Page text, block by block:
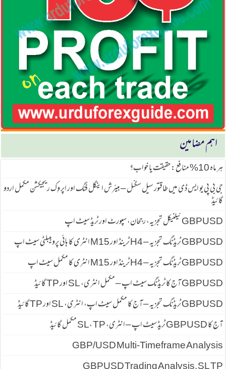
اہم مضامین
ہر ماہ 10% منافع: حقیقت یا خواب؟
جی بی پی یو ایس ڈی میں طاقتور سیل سگنل – بیئرش اینگل فنگ اور اپر وِک ریجیکشن مکمل اردو
گائیڈ
GBPUSD ٹیکنیکل تجزیہ، رجحان، سپورٹ اور ٹریڈ سیٹ اپ
GBPUSD ٹریڈنگ تجزیہ – H4 ٹرینڈ اور M15 انٹری کا ہائی پروبیبلٹی سیٹ اپ
GBPUSD ٹریڈنگ تجزیہ – H4 ٹرینڈ اور M15 انٹری کا مکمل سیٹ اپ
GBPUSD آج کا ٹریڈنگ سیٹ اپ – مکمل انٹری، SL اور TP گائیڈ
GBPUSD ٹریڈنگ تجزیہ – آج کا مکمل سیٹ اپ، انٹری، SL اور TP گائیڈ
آج کا GBPUSD ٹریڈ سیٹ اپ – انٹری، SL، TP مکمل گائیڈ
GBP/USD Multi-Timeframe Analysis